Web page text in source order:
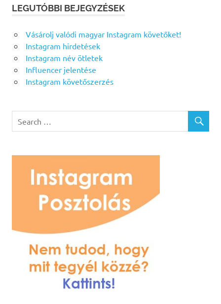
LEGUTÓBBI BEJEGYZÉSEK
Vásárolj valódi magyar Instagram követőket!
Instagram hirdetések
Instagram név ötletek
Influencer jelentése
Instagram követőszerzés